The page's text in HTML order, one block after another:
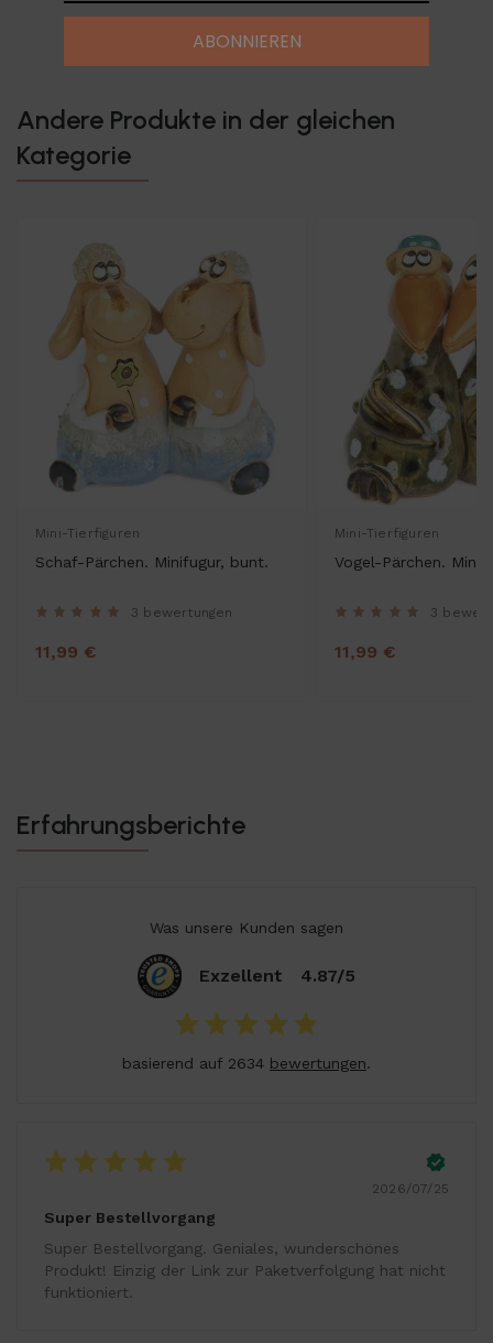
Andere Produkte in der gleichen
Kategorie
Mini-Tierfiguren
Schaf-Pärchen. Minifugur, bunt.
3 bewertungen
11,99 €
Mini-Tierfiguren
Vogel-Pärchen.
3
11,99 €
Erfahrungsberichte
Was unsere Kunden sagen
Exzellent 4.87/5
basierend auf 2634 bewertungen.
2026/07/25
Super Bestellvorgang
Super Bestellvorgang. Geniales, wunderschönes
Produkt! Einzig der Link zur Paketverfolgung hat nicht
funktioniert.
ABONNIEREN